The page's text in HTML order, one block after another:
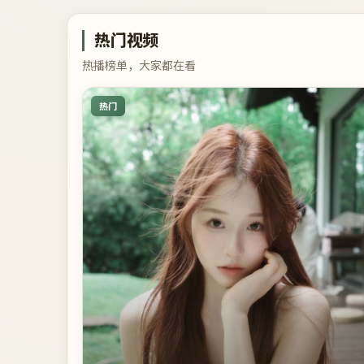
热门视频
热播榜单，大家都在看
热门